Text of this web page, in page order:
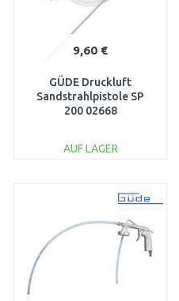
9,60 €
GÜDE Druckluft
Sandstrahlpistole SP
200 02668
AUF LAGER